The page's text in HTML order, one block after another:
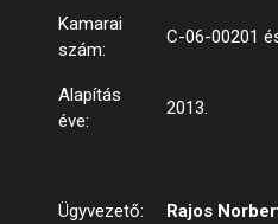
Kamarai
szám:
C-06-00201
Alapítás
éve:
2013.
Ügyvezető: Rajos